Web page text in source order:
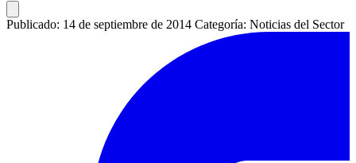
Publicado: 14 de septiembre de 2014 Categoría: Noticias del Sector